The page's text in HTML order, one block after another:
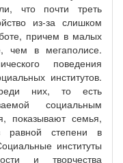
что почти треть
из-за слишком
причем в малых
чем в мегаполисе.
поведения
институтов.
них, то есть
социальным
показывают семья,
степени в
институты
и творчества